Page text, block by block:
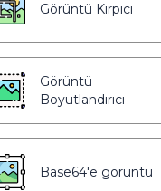
Görüntü Kırpıcı
Görüntü
Boyutlandırıcı
Base64'e görüntü